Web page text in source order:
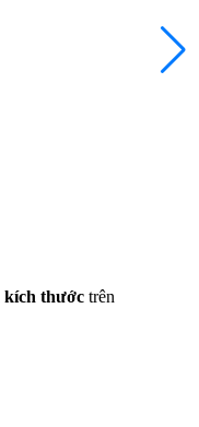
kích thước trên